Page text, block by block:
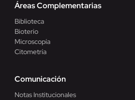
Áreas Complementarias
Biblioteca
Bioterio
Microscopía
Citometría
Comunicación
Notas Institucionales